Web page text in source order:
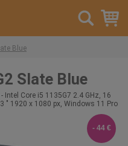
Blue
Slate Blue
- Intel Core i5 1135G7 2.4 GHz, 16
" 1920 x 1080 px, Windows 11 Pro
- 44 €